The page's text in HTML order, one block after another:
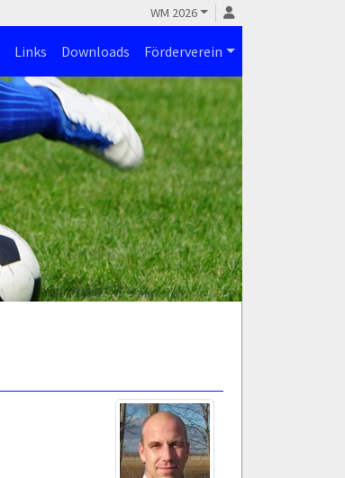
WM 2026
Links Downloads Förderverein